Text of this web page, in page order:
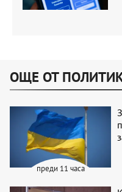
ОЩЕ ОТ
преди 11 часа